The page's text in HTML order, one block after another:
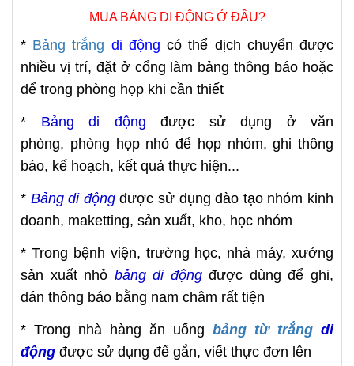
MUA BẢNG DI ĐỘNG Ở ĐÂU?
* Bảng trắng di động có thể dịch chuyển được
nhiều vị trí, đặt ở cổng làm bảng thông báo hoặc
để trong phòng họp khi cần thiết
* Bảng di động được sử dụng ở văn
phòng, phòng họp nhỏ để họp nhóm, ghi thông
báo, kế hoạch, kết quả thực hiện...
* Bảng di độngđược sử dụng đào tạo nhóm kinh
doanh, maketting, sản xuất, kho, học nhóm
* Trong bệnh viện, trường học, nhà máy, xưởng
sản xuất nhỏ bảng di độngđược dùng để ghi,
dán thông báo bằng nam châm rất tiện
* Trong nhà hàng ăn uống bảng từ trắng di
động được sử dụng để gắn, viết thực đơn lên